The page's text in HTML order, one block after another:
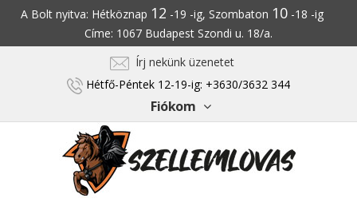
A Bolt nyitva: Hétköznap 12 -19 -ig, Szombaton 10 -18 -ig
Címe: 1067 Budapest Szondi u. 18/a.
Írj nekünk üzenetet
Hétfő-Péntek 12-19-ig: +3630/3632 344
Fiókom